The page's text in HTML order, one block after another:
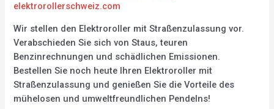
elektrorollerschweiz.com
Wir stellen den Elektroroller mit Straßenzulassung vor.
Verabschieden Sie sich von Staus, teuren
Benzinrechnungen und schädlichen Emissionen.
Bestellen Sie noch heute Ihren Elektroroller mit
Straßenzulassung und genießen Sie die Vorteile des
mühelosen und umweltfreundlichen Pendelns!